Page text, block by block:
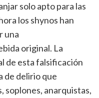
solo apto para las
los shynos han
una
original. La
de esta falsificación
de delirio que
soplones, anarquistas,